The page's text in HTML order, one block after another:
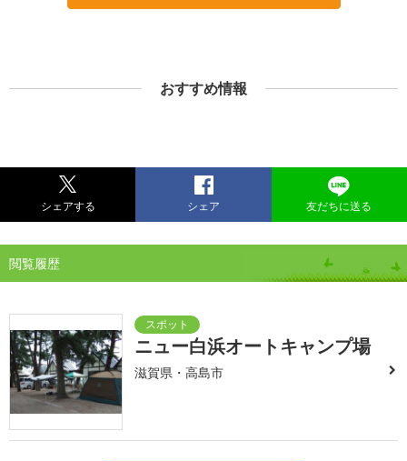
おすすめ情報
シェアする シェア 友だちに送る
閲覧履歴
ニュー白浜オートキャンプ場
滋賀県・高島市